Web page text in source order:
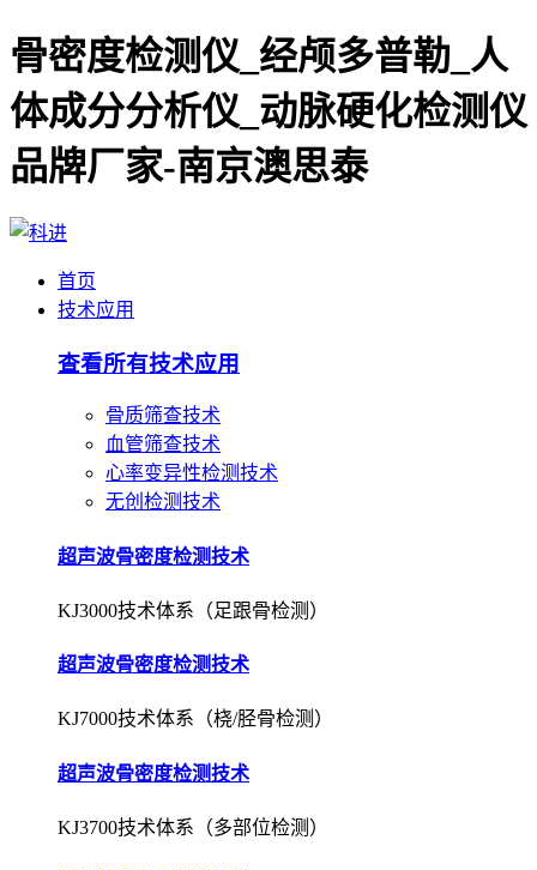
骨密度检测仪_经颅多普勒_人
体成分分析仪_动脉硬化检测仪
品牌厂家-南京澳思泰
首页
技术应用
查看所有技术应用
骨质筛查技术
血管筛查技术
心率变异性检测技术
无创检测技术
超声波骨密度检测技术
KJ3000技术体系（足跟骨检测）
超声波骨密度检测技术
KJ7000技术体系（桡/胫骨检测）
超声波骨密度检测技术
KJ3700技术体系（多部位检测）